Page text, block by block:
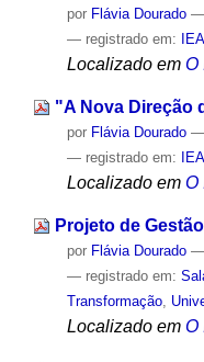
por Flávia Dourado —
— registrado em:
IEA
Localizado em O
"A Nova Direção
por Flávia Dourado —
— registrado em:
IEA
Localizado em O
Projeto de
por Flávia Dourado —
— registrado em:
Transformação,
Localizado em O